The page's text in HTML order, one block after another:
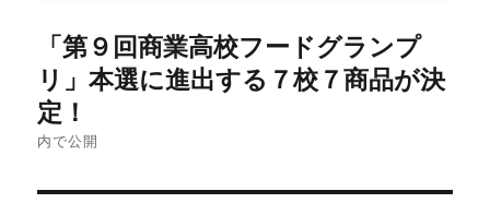
稿
ナ
ビ
ゲ
ー
「第９回商業高校フードグランプ
リ」本選に進出する７校７商品が決
定！
内で公開